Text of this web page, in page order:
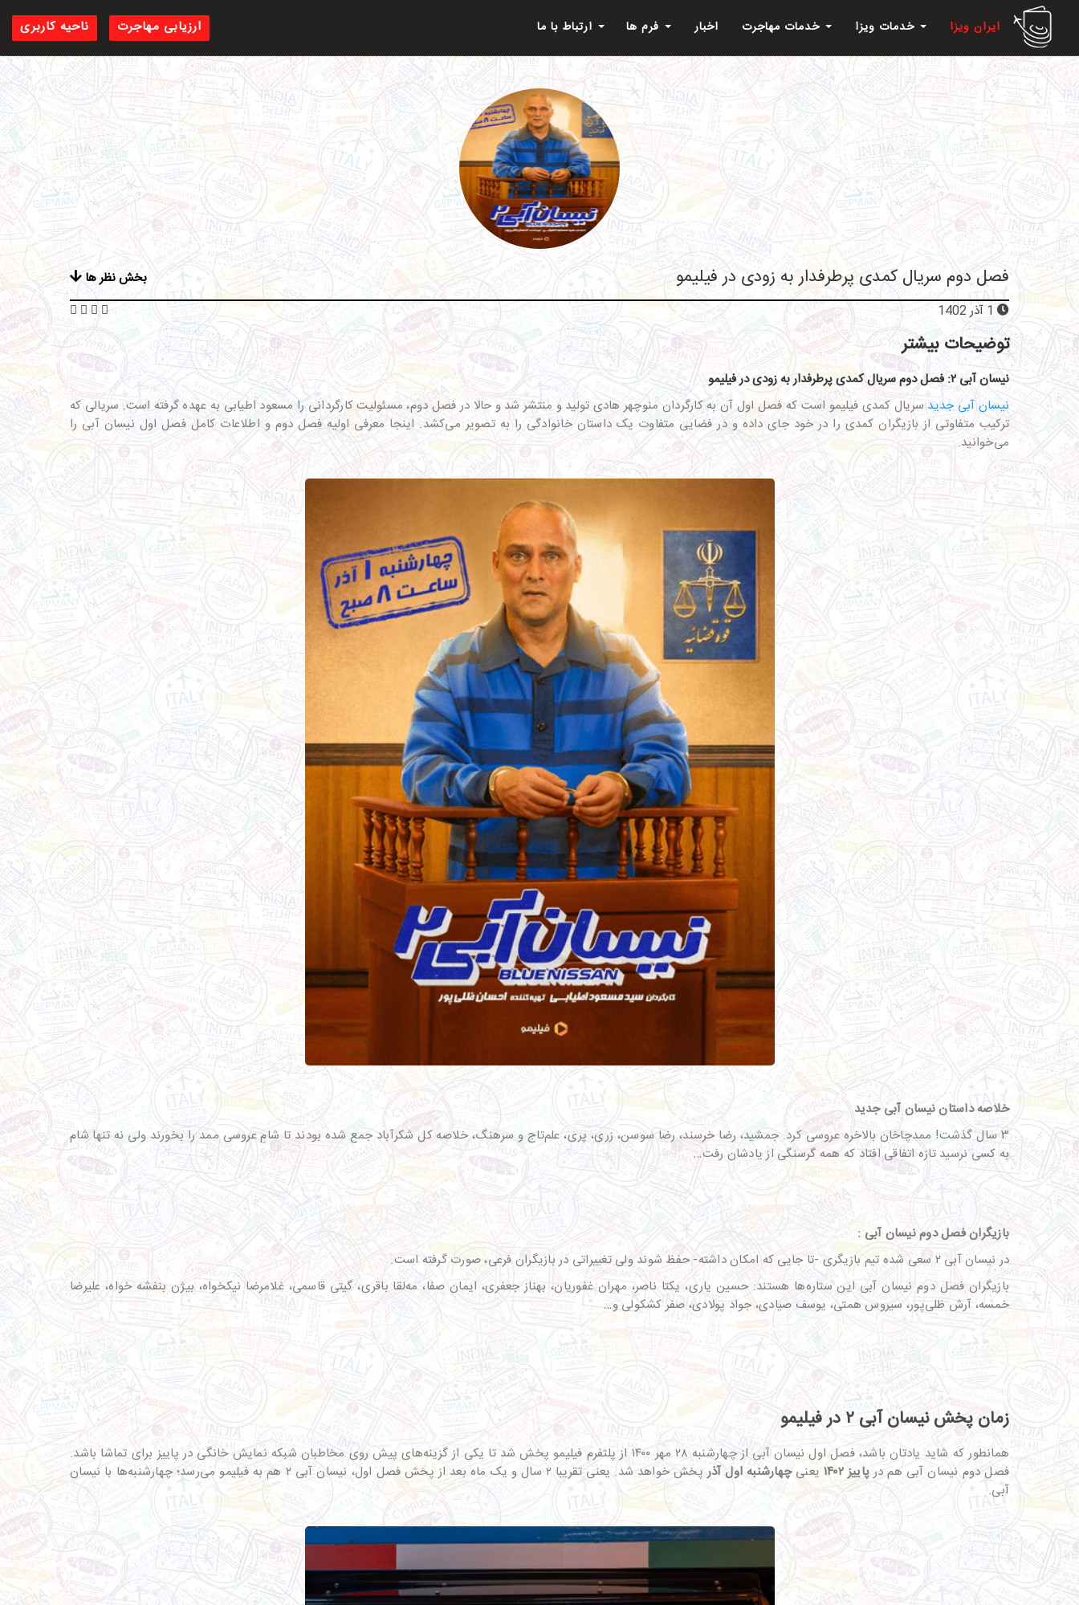
ناحیه کاربری ارزیابی مهاجرت ایران ویزا اخبار
فصل دوم سریال کمدی پرطرفدار به زودی در فیلیمو
بخش نظر ها
توضیحات بیشتر
نیسان آبی ۲: فصل دوم سریال کمدی پرطرفدار به زودی در فیلیمو
نیسان آبی جدید سریال کمدی فیلیمو است که فصل اول آن به کارگردان منوچهر هادی تولید و منتشر شد و حالا در فصل دوم، مسئولیت کارگردانی را مسعود اطیابی به عهده گرفته است. سریالی که
ترکیب متفاوتی از بازیگران کمدی را در خود جای داده و در فضایی متفاوت یک داستان خانوادگی را به تصویر می‌کشد. اینجا معرفی اولیه فصل دوم و اطلاعات کامل فصل اول نیسان آبی را
می‌خوانید.
خلاصه داستان نیسان آبی جدید
۳ سال گذشت! ممدچاخان بالاخره عروسی کرد. جمشید، رضا خرسند، رضا سوسن، زری، پری، علم‌تاج و سرهنگ، خلاصه کل شکرآباد جمع شده بودند تا شامِ عروسی ممد را بخورند ولی نه تنها شام
به کسی نرسید تازه اتفاقی افتاد که همه گرسنگی از یادشان رفت…
بازیگران فصل دوم نیسان آبی :
در نیسان آبی ۲ سعی شده تیم بازیگری -تا جایی که امکان داشته- حفظ شوند ولی تغییراتی در بازیگران فرعی، صورت گرفته است.
بازیگران فصل دوم نیسان آبی این ستاره‌ها هستند: حسین یاری، یکتا ناصر، مهران غفوریان، بهناز جعفری، ایمان صفا، مه‌لقا باقری، گیتی قاسمی، غلامرضا نیکخواه، بیژن بنفشه خواه، علیرضا
خمسه، آرش ظلی‌پور، سیروس همتی، یوسف صیادی، جواد پولادی، صفر کشکولی و…
زمان پخش نیسان آبی ۲ در فیلیمو
همانطور که شاید یادتان باشد، فصل اول نیسان آبی از چهارشنبه ۲۸ مهر ۱۴۰۰ از پلتفرم فیلیمو پخش شد تا یکی از گزینه‌های پیش روی مخاطبان شبکه نمایش خانگی در پاییز برای تماشا باشد.
فصل دوم نیسان آبی هم درپاییز ۱۴۰۲ یعنی چهارشنبه اول آذر
پخش خواهد شد. یعنی تقریبا ۲ سال و یک ماه بعد از پخش فصل اول، نیسان آبی ۲ هم به فیلیمو می‌رسد؛ چهارشنبه‌ها با نیسان
آبی.